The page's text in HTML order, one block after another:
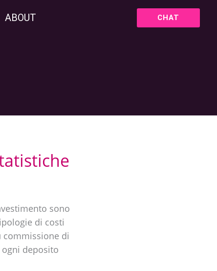
ABOUT CHAT
sono
di costi
commissione di
deposito